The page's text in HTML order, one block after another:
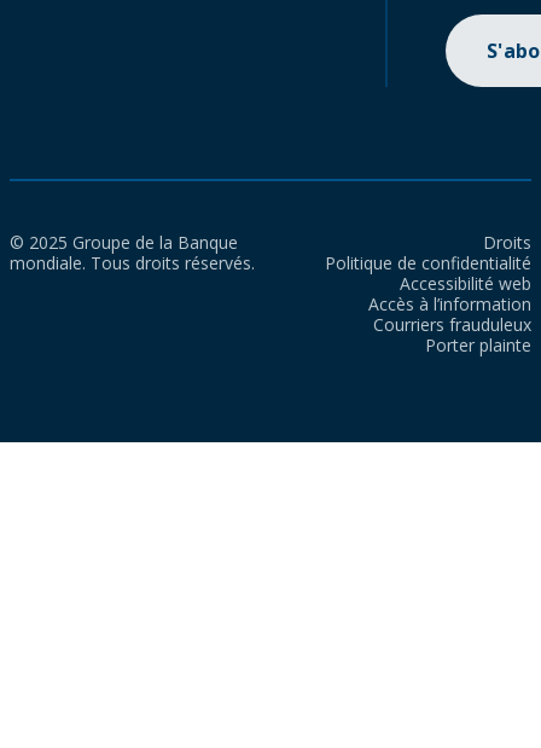
© 2025 Groupe de la Banque
mondiale. Tous droits réservés.
Droits
Politique de confidentialité
Accessibilité web
Accès à l’information
Courriers frauduleux
Porter plainte